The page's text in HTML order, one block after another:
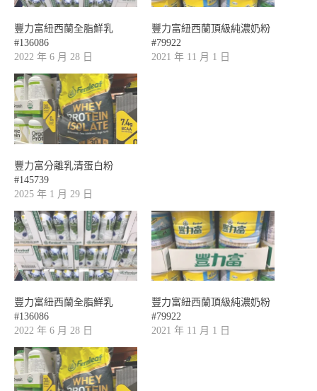
豐力富紐西蘭全脂鮮乳
#136086
2022 年 6 月 28 日
豐力富紐西蘭頂級純濃奶粉
#79922
2021 年 11 月 1 日
豐力富分離乳清蛋白粉
#145739
2025 年 1 月 29 日
豐力富紐西蘭全脂鮮乳
#136086
2022 年 6 月 28 日
豐力富紐西蘭頂級純濃奶粉
#79922
2021 年 11 月 1 日